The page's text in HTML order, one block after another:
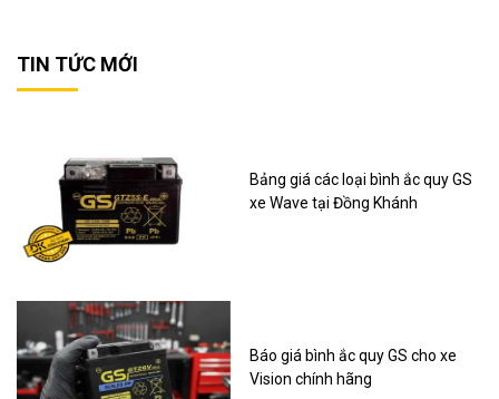
TIN TỨC MỚI
Bảng giá các loại bình ắc quy GS
xe Wave tại Đồng Khánh
Báo giá bình ắc quy GS cho xe
Vision chính hãng